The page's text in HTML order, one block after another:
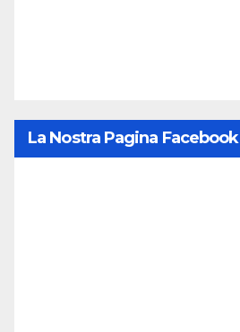
La Nostra Pagina Facebook